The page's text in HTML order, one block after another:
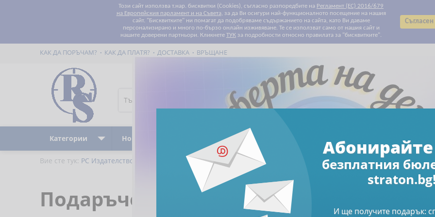
Този сайт използва т.нар. бисквитки (Cookies), съгласно разпоредбите на Регламент (ЕС) 2016/679
на Европейския парламент и на Съвета, за да Ви осигури най-функционалното посещение на нашия
сайт. "Бисквитките" ни помагат да подобряваме съдържанието на сайта, като Ви даваме
персонализирано и много по-бързо онлайн изживяване. Те се използват само от нашия сайт и
нашите доверени партньори. Кликнете ТУК за подробности относно правилата за "бисквитките".
КАК ДА ПОРЪЧАМ? КАК ДА ПЛАТЯ? ДОСТАВКА ВРЪЩАНЕ
Всички категории
Всички категории
Данъчно облагане и такси
Електронни книги
Електронни списания
За Вашите деца и внуци
За родители
За храната с любов
Клубни карти и ваучери
Печатни списания
Продажби и маркетинг
Професионални умения
Свободно време
Счетоводство
Труд и осигуряване
Финанси и инвестиции
Човешки ресурси
Категории Ново Намаления
Вие сте тук: РС Издателство и Бизнес Консултации Клубни карти и ваучери Книги Подаръчен ваучер (Ел.
Подаръчен ваучер (Ел. вариант)
Абонирайте
безплатния
И ще получите подарък: